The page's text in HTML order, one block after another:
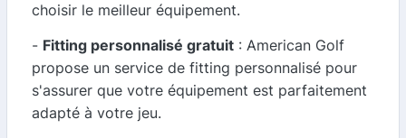
choisir le meilleur équipement.
- Fitting personnalisé gratuit : American Golf
propose un service de fitting personnalisé pour
s'assurer que votre équipement est parfaitement
adapté à votre jeu.